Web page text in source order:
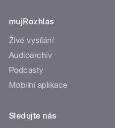
mujRozhlas
Živé vysílání
Audioarchiv
Podcasty
Mobilní aplikace
Sledujte nás